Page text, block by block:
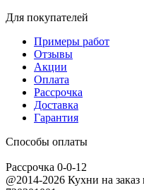
Для покупателей
Примеры работ
Отзывы
Акции
Оплата
Рассрочка
Доставка
Гарантия
Способы оплаты
Рассрочка 0-0-12
@2014-2026 Кухни на